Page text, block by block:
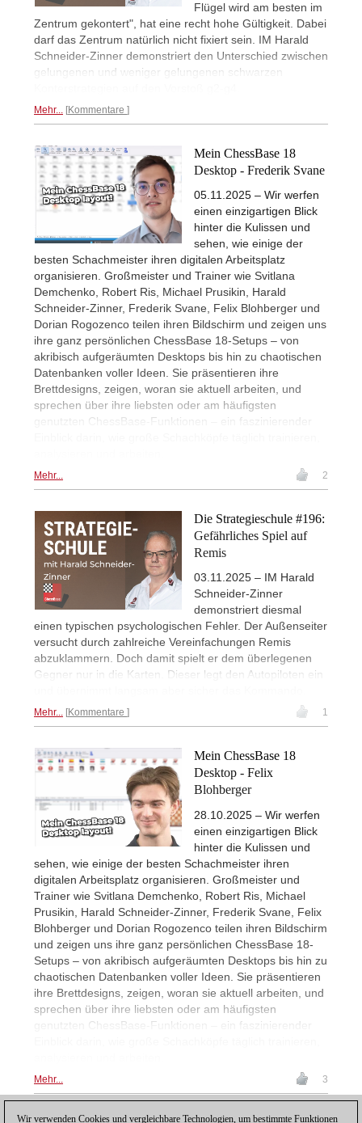
Flügel wird am besten im
Zentrum gekontert", hat eine recht hohe Gültigkeit. Dabei
darf das Zentrum natürlich nicht fixiert sein. IM Harald
Schneider-Zinner demonstriert den Unterschied zwischen
gelungenen und weniger gelungenen schwarzen
Mehr... Kommentare
Mein ChessBase 18
Desktop - Frederik Svane
05.11.2025 – Wir werfen
einen einzigartigen Blick
hinter die Kulissen und
sehen, wie einige der
besten Schachmeister ihren digitalen Arbeitsplatz
organisieren. Großmeister und Trainer wie Svitlana
Demchenko, Robert Ris, Michael Prusikin, Harald
Schneider-Zinner, Frederik Svane, Felix Blohberger und
Dorian Rogozenco teilen ihren Bildschirm und zeigen uns
ihre ganz persönlichen ChessBase 18-Setups – von
akribisch aufgeräumten Desktops bis hin zu chaotischen
Datenbanken voller Ideen. Sie präsentieren ihre
Brettdesigns, zeigen, woran sie aktuell arbeiten, und
sprechen über ihre liebsten oder am häufigsten
genutzten ChessBase-Funktionen – ein faszinierender
Mehr... 2
Die Strategieschule #196:
Gefährliches Spiel auf
Remis
03.11.2025 – IM Harald
Schneider-Zinner
demonstriert diesmal
einen typischen psychologischen Fehler. Der Außenseiter
versucht durch zahlreiche Vereinfachungen Remis
abzuklammern. Doch damit spielt er dem überlegenen
Gegner nur in die Karten. Dieser legt den Autopiloten ein
Mehr... Kommentare 1
Mein ChessBase 18
Desktop - Felix
Blohberger
28.10.2025 – Wir werfen
einen einzigartigen Blick
hinter die Kulissen und
sehen, wie einige der besten Schachmeister ihren
digitalen Arbeitsplatz organisieren. Großmeister und
Trainer wie Svitlana Demchenko, Robert Ris, Michael
Prusikin, Harald Schneider-Zinner, Frederik Svane, Felix
Blohberger und Dorian Rogozenco teilen ihren Bildschirm
und zeigen uns ihre ganz persönlichen ChessBase 18-
Setups – von akribisch aufgeräumten Desktops bis hin zu
chaotischen Datenbanken voller Ideen. Sie präsentieren
ihre Brettdesigns, zeigen, woran sie aktuell arbeiten, und
sprechen über ihre liebsten oder am häufigsten
genutzten ChessBase-Funktionen – ein faszinierender
Mehr... 3
Wir verwenden Cookies und vergleichbare Technologien, um bestimmte Funktionen